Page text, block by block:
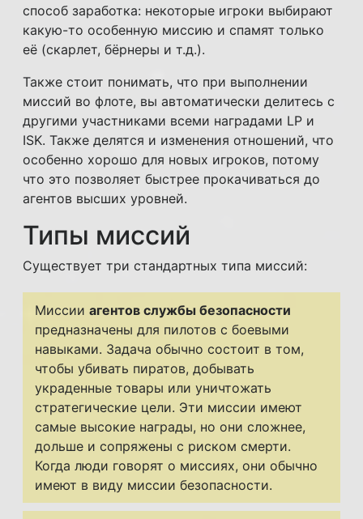
способ заработка: некоторые игроки выбирают
какую-то особенную миссию и спамят только
её (скарлет, бёрнеры и т.д.).
Также стоит понимать, что при выполнении
миссий во флоте, вы автоматически делитесь с
другими участниками всеми наградами LP и
ISK. Также делятся и изменения отношений, что
особенно хорошо для новых игроков, потому
что это позволяет быстрее прокачиваться до
агентов высших уровней.
Типы миссий
Существует три стандартных типа миссий:
Миссии агентов службы безопасности
предназначены для пилотов с боевыми
навыками. Задача обычно состоит в том,
чтобы убивать пиратов, добывать
украденные товары или уничтожать
стратегические цели. Эти миссии имеют
самые высокие награды, но они сложнее,
дольше и сопряжены с риском смерти.
Когда люди говорят о миссиях, они обычно
имеют в виду миссии безопасности.